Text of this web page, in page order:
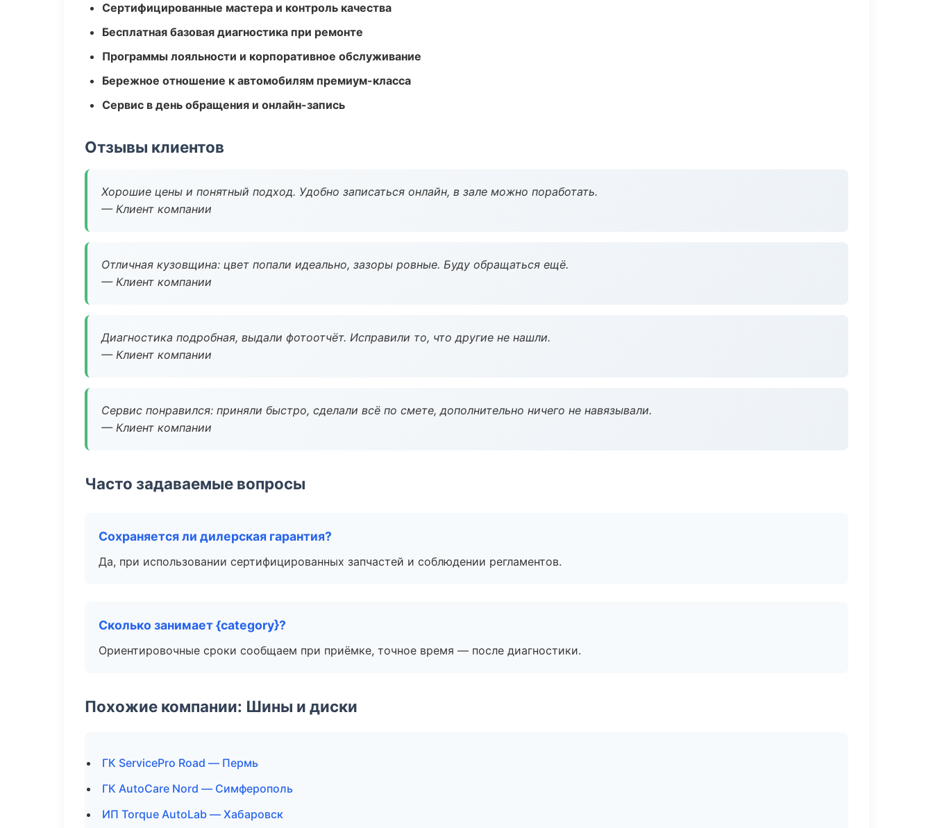
Сертифицированные мастера и контроль качества
Бесплатная базовая диагностика при ремонте
Программы лояльности и корпоративное обслуживание
Бережное отношение к автомобилям премиум-класса
Сервис в день обращения и онлайн-запись
Отзывы клиентов
Хорошие цены и понятный подход. Удобно записаться онлайн, в зале можно поработать.
— Клиент компании
Отличная кузовщина: цвет попали идеально, зазоры ровные. Буду обращаться ещё.
— Клиент компании
Диагностика подробная, выдали фотоотчёт. Исправили то, что другие не нашли.
— Клиент компании
Сервис понравился: приняли быстро, сделали всё по смете, дополнительно ничего не навязывали.
— Клиент компании
Часто задаваемые вопросы
Сохраняется ли дилерская гарантия?
Да, при использовании сертифицированных запчастей и соблюдении регламентов.
Сколько занимает {category}?
Ориентировочные сроки сообщаем при приёмке, точное время — после диагностики.
Похожие компании: Шины и диски
ГК ServicePro Road — Пермь
ГК AutoCare Nord — Симферополь
ИП Torque AutoLab — Хабаровск